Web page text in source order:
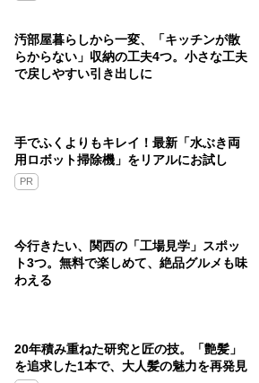
汚部屋暮らしから一変、「キッチンが散
らからない」収納の工夫4つ。小さな工夫
で戻しやすい引き出しに
手でふくよりもキレイ！最新「水ぶき両
用ロボット掃除機」をリアルにお試し
PR
今行きたい、関西の「工場見学」スポッ
ト3つ。無料で楽しめて、絶品グルメも味
わえる
20年積み重ねた研究と匠の技。「艶髪」
を追求した1本で、大人髪の魅力を再発見